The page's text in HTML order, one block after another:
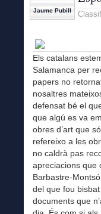
Jaume Pubill
Els catalans
Salamanca per
papers no
nosaltres
defensat bé el
que algú es va
obres d’art que
refereixo a les
no caldrà pas
apreciacions que
Barbastre-
del que fou
documents que